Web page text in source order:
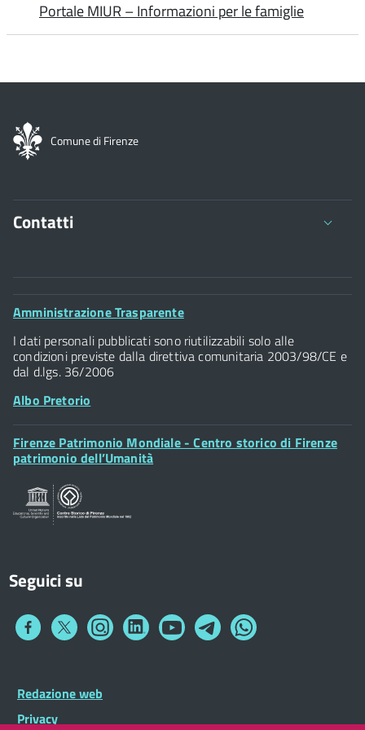
I nominativi dei minori dei quali non si riceve alcuna
Portale MIUR – Informazioni per le famiglie
Comune di Firenze
Contatti
Comune di Firenze
Palazzo Vecchio
Piazza della Signoria - 50122, Firenze
Posta Elettronica Certificata
Footer
Amministrazione Trasparente
I dati personali pubblicati sono riutilizzabili solo alle
condizioni previste dalla direttiva comunitaria 2003/98/CE e
dal d.lgs. 36/2006
Albo Pretorio
Footer
Widget
Firenze Patrimonio Mondiale - Centro storico di Firenze
patrimonio dell’Umanità
Seguici su
Collegamento
Collegamento
a
Collegamento
a
Collegamento
a
Collegamento
a
Collegamento
a
Collegamento
a
Widget
Footer
menu
Redazione web
Privacy